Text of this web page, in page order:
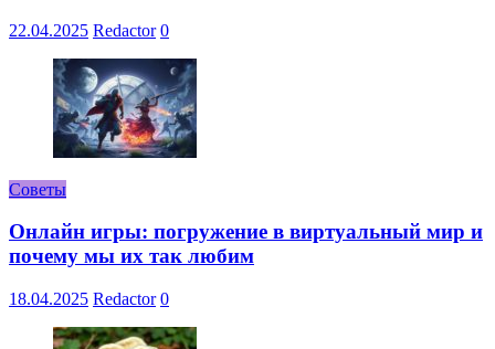
22.04.2025 Redactor 0
Советы
Онлайн игры: погружение в виртуальный мир и
почему мы их так любим
18.04.2025 Redactor 0